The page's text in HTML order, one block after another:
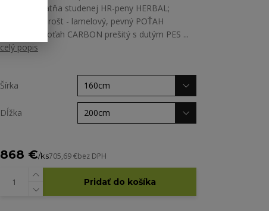
35kg/m3; platňa studenej HR-peny HERBAL;
doporučený rošt - lamelový, pevný POŤAH
MATRACA poťah CARBON prešitý s dutým PES ...
celý popis
Šírka
Dĺžka
868 €/ks705,69 €bez DPH
Pridať do košíka